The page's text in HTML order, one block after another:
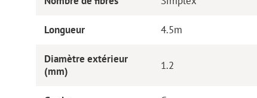
Longueur 4.5m
Diamètre extérieur
(mm)
1.2